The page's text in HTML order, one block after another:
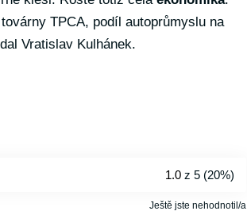
TPCA, podíl autoprůmyslu na
Vratislav Kulhánek.
1.0 z 5 (20%)
Ještě jste nehodnotil/a